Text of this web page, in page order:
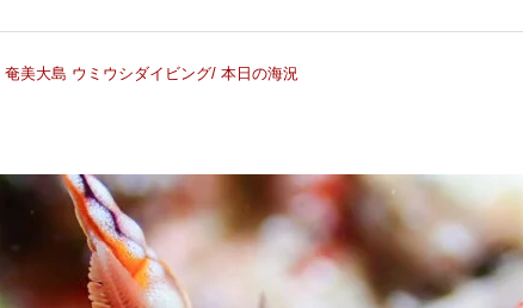
奄美大島 ウミウシダイビング/ 本日の海況